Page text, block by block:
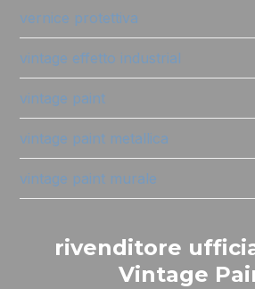
vernice protettiva
vintage effetto industrial
vintage paint
vintage paint metallica
vintage paint murale
rivenditore
Vintage